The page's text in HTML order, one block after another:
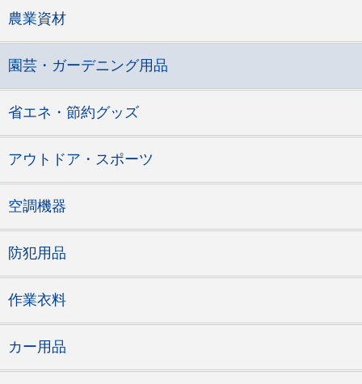
農業資材
園芸・ガーデニング用品
省エネ・節約グッズ
アウトドア・スポーツ
空調機器
防犯用品
作業衣料
カー用品